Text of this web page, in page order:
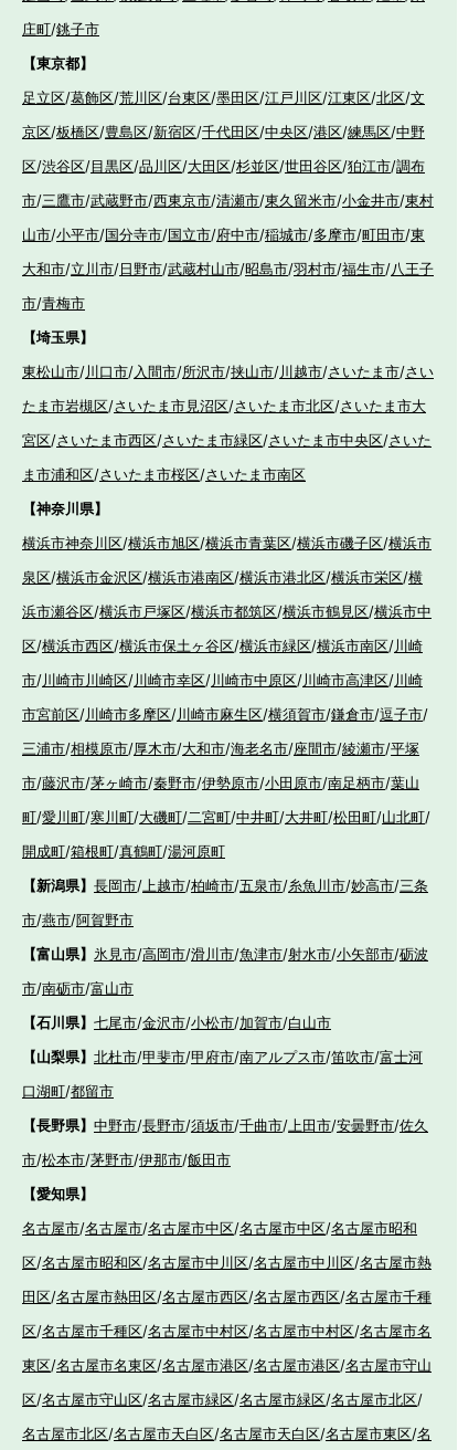
庄町/銚子市
【東京都】
足立区/葛飾区/荒川区/台東区/墨田区/江戸川区/江東区/北区/文
京区/板橋区/豊島区/新宿区/千代田区/中央区/港区/練馬区/中野
区/渋谷区/目黒区/品川区/大田区/杉並区/世田谷区/狛江市/調布
市/三鷹市/武蔵野市/西東京市/清瀬市/東久留米市/小金井市/東村
山市/小平市/国分寺市/国立市/府中市/稲城市/多摩市/町田市/東
大和市/立川市/日野市/武蔵村山市/昭島市/羽村市/福生市/八王子
市/青梅市
【埼玉県】
東松山市/川口市/入間市/所沢市/挟山市/川越市/さいたま市/さい
たま市岩槻区/さいたま市見沼区/さいたま市北区/さいたま市大
宮区/さいたま市西区/さいたま市緑区/さいたま市中央区/さいた
ま市浦和区/さいたま市桜区/さいたま市南区
【神奈川県】
横浜市神奈川区/横浜市旭区/横浜市青葉区/横浜市磯子区/横浜市
泉区/横浜市金沢区/横浜市港南区/横浜市港北区/横浜市栄区/横
浜市瀬谷区/横浜市戸塚区/横浜市都筑区/横浜市鶴見区/横浜市中
区/横浜市西区/横浜市保土ヶ谷区/横浜市緑区/横浜市南区/川崎
市/川崎市川崎区/川崎市幸区/川崎市中原区/川崎市高津区/川崎
市宮前区/川崎市多摩区/川崎市麻生区/横須賀市/鎌倉市/逗子市/
三浦市/相模原市/厚木市/大和市/海老名市/座間市/綾瀬市/平塚
市/藤沢市/茅ヶ崎市/秦野市/伊勢原市/小田原市/南足柄市/葉山
町/愛川町/寒川町/大磯町/二宮町/中井町/大井町/松田町/山北町/
開成町/箱根町/真鶴町/湯河原町
【新潟県】 長岡市/上越市/柏崎市/五泉市/糸魚川市/妙高市/三条
市/燕市/阿賀野市
【富山県】 氷見市/高岡市/滑川市/魚津市/射水市/小矢部市/砺波
市/南砺市/富山市
【石川県】 七尾市/金沢市/小松市/加賀市/白山市
【山梨県】 北杜市/甲斐市/甲府市/南アルプス市/笛吹市/富士河
口湖町/都留市
【長野県】 中野市/長野市/須坂市/千曲市/上田市/安曇野市/佐久
市/松本市/茅野市/伊那市/飯田市
【愛知県】
名古屋市/名古屋市/名古屋市中区/名古屋市中区/名古屋市昭和
区/名古屋市昭和区/名古屋市中川区/名古屋市中川区/名古屋市熱
田区/名古屋市熱田区/名古屋市西区/名古屋市西区/名古屋市千種
区/名古屋市千種区/名古屋市中村区/名古屋市中村区/名古屋市名
東区/名古屋市名東区/名古屋市港区/名古屋市港区/名古屋市守山
区/名古屋市守山区/名古屋市緑区/名古屋市緑区/名古屋市北区/
名古屋市北区/名古屋市天白区/名古屋市天白区/名古屋市東区/名